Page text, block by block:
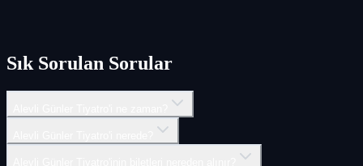
Sık Sorulan Sorular